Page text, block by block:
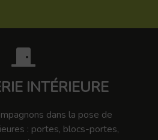
INTÉRIEURE
dans la pose de
: portes, blocs-portes,